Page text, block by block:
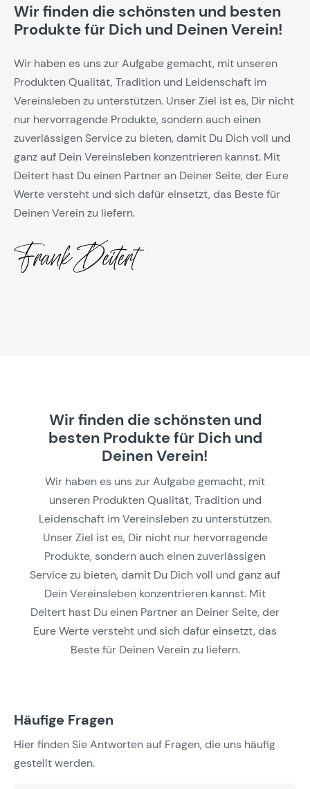
Wir finden die schönsten und besten
Produkte für Dich und Deinen Verein!
Wir haben es uns zur Aufgabe gemacht, mit unseren
Produkten Qualität, Tradition und Leidenschaft im
Vereinsleben zu unterstützen. Unser Ziel ist es, Dir nicht
nur hervorragende Produkte, sondern auch einen
zuverlässigen Service zu bieten, damit Du Dich voll und
ganz auf Dein Vereinsleben konzentrieren kannst. Mit
Deitert hast Du einen Partner an Deiner Seite, der Eure
Werte versteht und sich dafür einsetzt, das Beste für
Deinen Verein zu liefern.
Wir finden die schönsten und
besten Produkte für Dich und
Deinen Verein!
Wir haben es uns zur Aufgabe gemacht, mit
unseren Produkten Qualität, Tradition und
Leidenschaft im Vereinsleben zu unterstützen.
Unser Ziel ist es, Dir nicht nur hervorragende
Produkte, sondern auch einen zuverlässigen
Service zu bieten, damit Du Dich voll und ganz auf
Dein Vereinsleben konzentrieren kannst. Mit
Deitert hast Du einen Partner an Deiner Seite, der
Eure Werte versteht und sich dafür einsetzt, das
Beste für Deinen Verein zu liefern.
Häufige Fragen
Hier finden Sie Antworten auf Fragen, die uns häufig
gestellt werden.